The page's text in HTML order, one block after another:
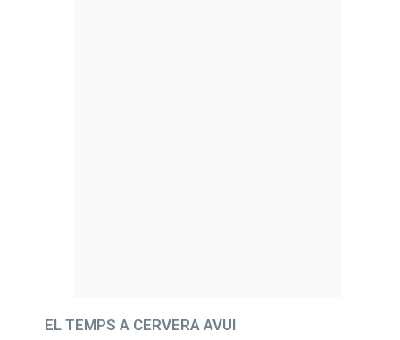
EL TEMPS A CERVERA AVUI